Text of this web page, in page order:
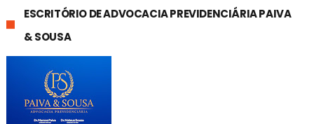
ESCRITÓRIO DE ADVOCACIA PREVIDENCIÁRIA PAIVA
& SOUSA